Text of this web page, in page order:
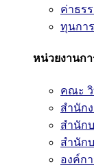
ค่าธร
ทุนกา
หน่วยงานก
คณะ
สำนัก
สำนัก
สำนัก
องค์ก